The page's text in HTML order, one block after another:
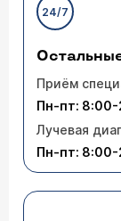
24/7
Приём
Пн-пт: 8:00-
Лучевая
Пн-пт: 8:00-